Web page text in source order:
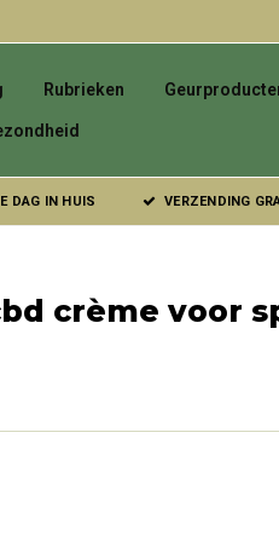
Rubrieken
DAG IN HUIS VERZENDING
crème voor